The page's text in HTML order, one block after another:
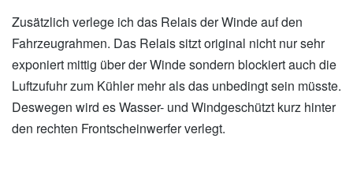
Zusätzlich verlege ich das Relais der Winde auf den
Fahrzeugrahmen. Das Relais sitzt original nicht nur sehr
exponiert mittig über der Winde sondern blockiert auch die
Luftzufuhr zum Kühler mehr als das unbedingt sein müsste.
Deswegen wird es Wasser- und Windgeschützt kurz hinter
den rechten Frontscheinwerfer verlegt.